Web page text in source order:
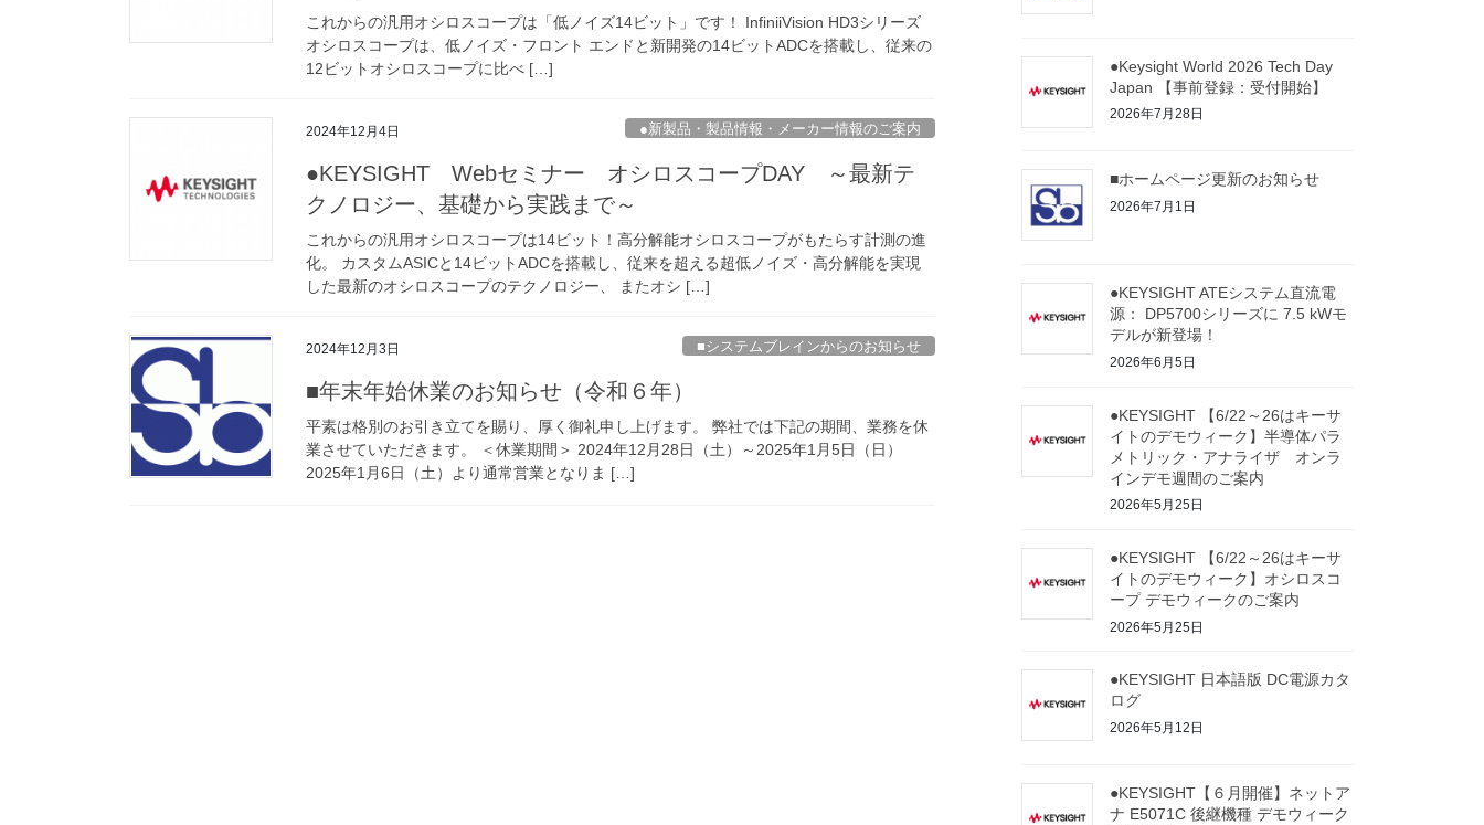
これからの汎用オシロスコープは「低ノイズ14ビット」です！ InfiniiVision HD3シリーズ
オシロスコープは、低ノイズ・フロント エンドと新開発の14ビットADCを搭載し、従来の
12ビットオシロスコープに比べ […]
2024年12月4日 ●新製品・製品情報・メーカー情報のご案内
●KEYSIGHT Webセミナー オシロスコープDAY ～最新テ
クノロジー、基礎から実践まで～
これからの汎用オシロスコープは14ビット！高分解能オシロスコープがもたらす計測の進
化。 カスタムASICと14ビットADCを搭載し、従来を超える超低ノイズ・高分解能を実現
した最新のオシロスコープのテクノロジー、 またオシ […]
2024年12月3日 ■システムブレインからのお知らせ
■年末年始休業のお知らせ（令和６年）
平素は格別のお引き立てを賜り、厚く御礼申し上げます。 弊社では下記の期間、業務を休
業させていただきます。 ＜休業期間＞ 2024年12月28日（土）～2025年1月5日（日）
2025年1月6日（土）より通常営業となりま […]
●Keysight World 2026 Tech Day
Japan 【事前登録：受付開始】
2026年7月28日
■ホームページ更新のお知らせ
2026年7月1日
●KEYSIGHT ATEシステム直流電
源： DP5700シリーズに 7.5 kWモ
デルが新登場！
2026年6月5日
●KEYSIGHT 【6/22～26はキーサ
イトのデモウィーク】半導体パラ
メトリック・アナライザ オンラ
インデモ週間のご案内
2026年5月25日
●KEYSIGHT 【6/22～26はキーサ
イトのデモウィーク】オシロスコ
ープ デモウィークのご案内
2026年5月25日
●KEYSIGHT 日本語版 DC電源カタ
ログ
2026年5月12日
●KEYSIGHT【６月開催】ネットア
ナ E5071C 後継機種 デモウィーク